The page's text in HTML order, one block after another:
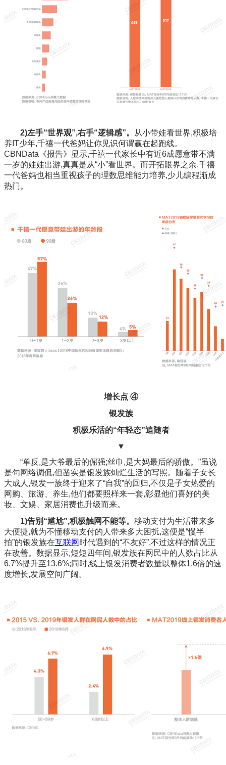
2)左手“世界观”,右手“逻辑感”。
从小带娃看世界,积极培
养IT少年,千禧一代爸妈让你见识何谓赢在起跑线。
CBNData《报告》显示,千禧一代家长中有近6成愿意带不满
一岁的娃娃出游,真真是从“小”看世界。而开拓眼界之余,千禧
一代爸妈也相当重视孩子的理数思维能力培养,少儿编程渐成
热门。
增长点 ④
银发族
积极乐活的“年轻态”追随者
▼
“单反,是大爷最后的倔强;丝巾,是大妈最后的骄傲。”虽说
是句网络调侃,但凿实是银发族灿烂生活的写照。随着子女长
大成人,银发一族终于迎来了“自我”的回归,不仅是子女热爱的
网购、旅游、养生,他们都要照样来一套,彰显他们喜好的美
妆、文娱、家居消费也升级而来。
1)告别“尴尬”,积极触网不能等。 移动支付为生活带来多
大便捷,就为不懂移动支付的人带来多大困扰,这便是“慢半
拍”的银发族在互联网 时代遇到的“不友好”,不过这样的情况正
在改善。数据显示,短短四年间,银发族在网民中的人数占比从
6.7%提升至13.6%;同时,线上银发消费者数量以整体1.6倍的速
度增长,发展空间广阔。